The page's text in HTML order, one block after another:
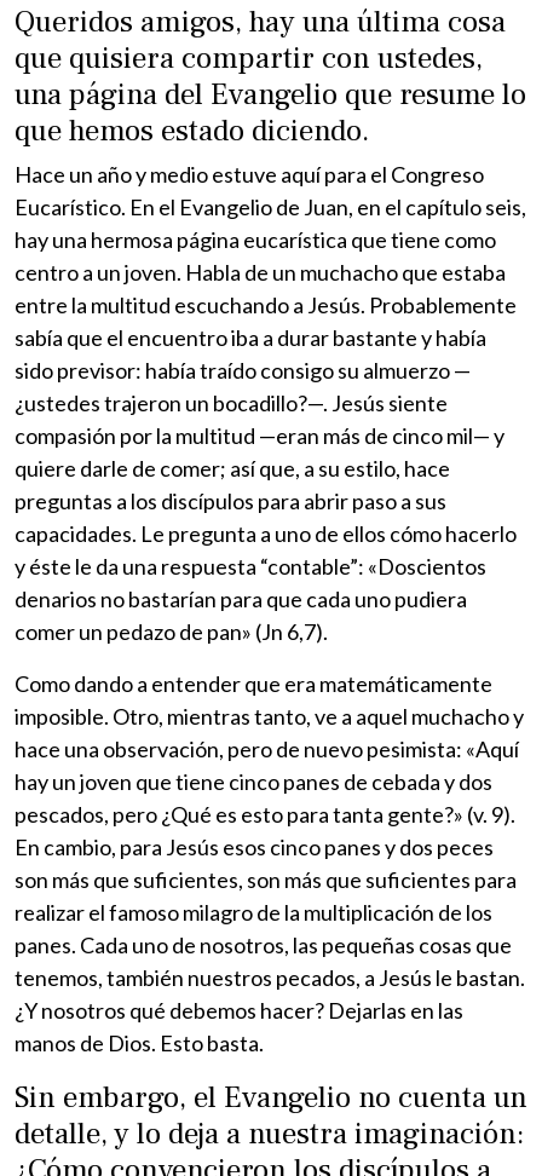
Queridos amigos, hay una última cosa
que quisiera compartir con ustedes,
una página del Evangelio que resume lo
que hemos estado diciendo.
Hace un año y medio estuve aquí para el Congreso
Eucarístico. En el Evangelio de Juan, en el capítulo seis,
hay una hermosa página eucarística que tiene como
centro a un joven. Habla de un muchacho que estaba
entre la multitud escuchando a Jesús. Probablemente
sabía que el encuentro iba a durar bastante y había
sido previsor: había traído consigo su almuerzo —
¿ustedes trajeron un bocadillo?—. Jesús siente
compasión por la multitud —eran más de cinco mil— y
quiere darle de comer; así que, a su estilo, hace
preguntas a los discípulos para abrir paso a sus
capacidades. Le pregunta a uno de ellos cómo hacerlo
y éste le da una respuesta “contable”: «Doscientos
denarios no bastarían para que cada uno pudiera
comer un pedazo de pan» (Jn 6,7).
Como dando a entender que era matemáticamente
imposible. Otro, mientras tanto, ve a aquel muchacho y
hace una observación, pero de nuevo pesimista: «Aquí
hay un joven que tiene cinco panes de cebada y dos
pescados, pero ¿Qué es esto para tanta gente?» (v. 9).
En cambio, para Jesús esos cinco panes y dos peces
son más que suficientes, son más que suficientes para
realizar el famoso milagro de la multiplicación de los
panes. Cada uno de nosotros, las pequeñas cosas que
tenemos, también nuestros pecados, a Jesús le bastan.
¿Y nosotros qué debemos hacer? Dejarlas en las
manos de Dios. Esto basta.
Sin embargo, el Evangelio no cuenta un
detalle, y lo deja a nuestra imaginación: